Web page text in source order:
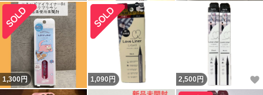
1,300円 1,090 円 2,500 円